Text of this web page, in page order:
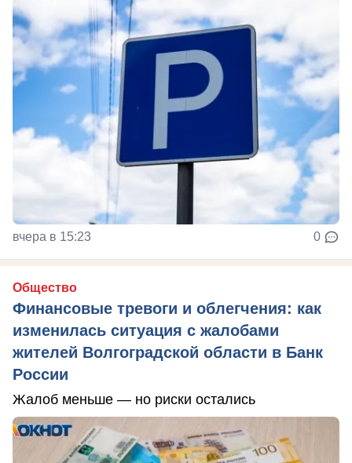
вчера в 15:23 0
Общество
Финансовые тревоги и облегчения: как
изменилась ситуация с жалобами
жителей Волгоградской области в Банк
России
Жалоб меньше — но риски остались